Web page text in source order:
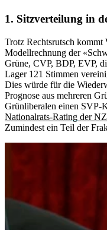
1. Sitzverteilung in
Trotz Rechtsrutsch
Modellrechnung der
Grüne, CVP, BDP, EVP,
Lager 121 Stimmen
Dies würde für die
Prognose aus mehreren
Grünliberalen einen SVP-
Nationalrats-Rating der
Zumindest ein Teil der